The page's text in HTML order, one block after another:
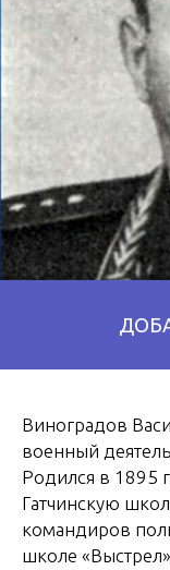
ДОБАВИТЬ
Виноградов
военный
Родился в 1895
Гатчинскую
командиров
школе